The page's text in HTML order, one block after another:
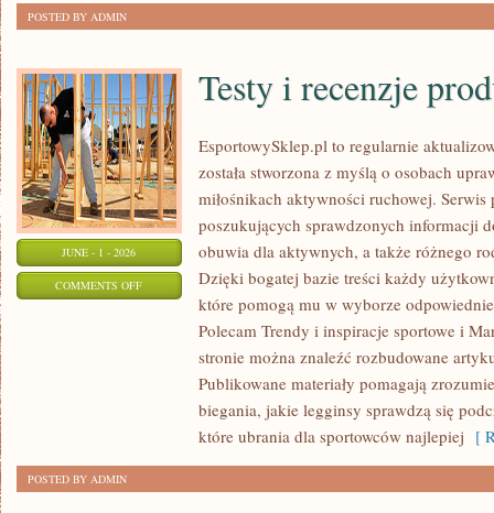
POSTED BY ADMIN
JUNE - 1 - 2026
COMMENTS OFFON
PRODUKTÓW
Testy i recenzje
EsportowySklep.pl to regularnie
została stworzona z myślą o osobach
miłośnikach aktywności ruchowej.
poszukujących sprawdzonych informacji
obuwia dla aktywnych, a także różnego
Dzięki bogatej bazie treści każdy
które pomogą mu w wyborze
Polecam Trendy i inspiracje sportowe i
stronie można znaleźć rozbudowane
Publikowane materiały pomagają
biegania, jakie legginsy sprawdzą się
które ubrania dla sportowców najlepiej [
POSTED BY ADMIN